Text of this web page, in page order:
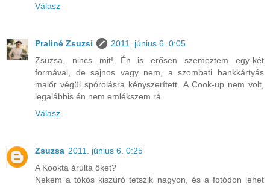
Válasz
Praliné Zsuzsi
2011. június 6. 0:05
Zsuzsa, nincs mit! Én is erősen szemeztem egy-két
formával, de sajnos vagy nem, a szombati bankkártyás
malőr végül spórolásra kényszerített. A Cook-up nem volt,
legalábbis én nem emlékszem rá.
Válasz
Zsuzsa 2011. június 6. 0:25
A Kookta árulta őket?
Nekem a tökös kiszúró tetszik nagyon, és a fotódon lehet